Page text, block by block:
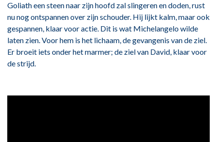
Goliath een steen naar zijn hoofd zal slingeren en doden, rust
nu nog ontspannen over zijn schouder. Hij lijkt kalm, maar ook
gespannen, klaar voor actie. Dit is wat Michelangelo wilde
laten zien. Voor hem is het lichaam, de gevangenis van de ziel.
Er broeit iets onder het marmer; de ziel van David, klaar voor
de strijd.